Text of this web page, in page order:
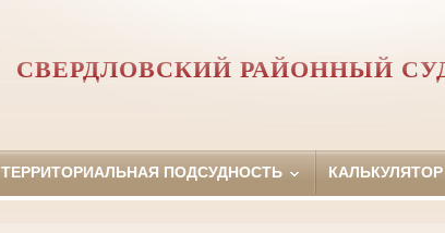
СВЕРДЛОВСКИЙ РАЙОННЫЙ
ТЕРРИТОРИАЛЬНАЯ ПОДСУДНОСТЬ